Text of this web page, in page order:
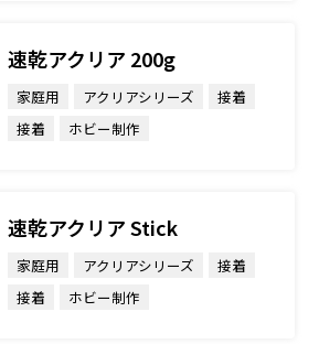
速乾アクリア 200g
家庭用 アクリアシリーズ
接着
接着
ホビー制作
速乾アクリア Stick
家庭用 アクリアシリーズ
接着
接着
ホビー制作